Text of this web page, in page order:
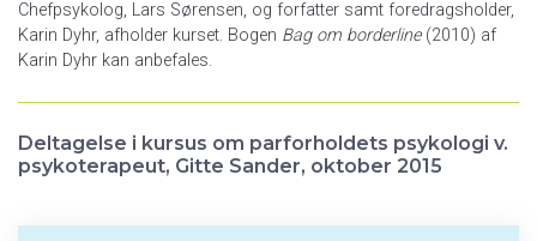
Chefpsykolog, Lars Sørensen, og forfatter samt foredragsholder,
Karin Dyhr, afholder kurset. Bogen Bag om borderline (2010) af
Karin Dyhr kan anbefales.
Deltagelse i kursus om parforholdets psykologi v.
psykoterapeut, Gitte Sander, oktober 2015